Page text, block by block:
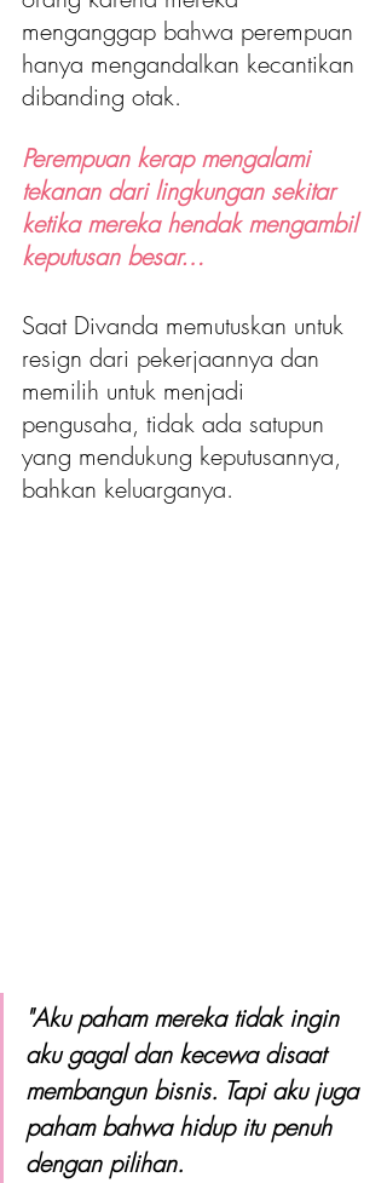
menganggap bahwa perempuan
hanya mengandalkan kecantikan
dibanding otak.
Perempuan kerap mengalami
tekanan dari lingkungan sekitar
ketika mereka hendak mengambil
keputusan besar…
Saat Divanda memutuskan untuk
resign dari pekerjaannya dan
memilih untuk menjadi
pengusaha, tidak ada satupun
yang mendukung keputusannya,
bahkan keluarganya.
"Aku paham mereka tidak ingin
aku gagal dan kecewa disaat
membangun bisnis. Tapi aku juga
paham bahwa hidup itu penuh
dengan pilihan.